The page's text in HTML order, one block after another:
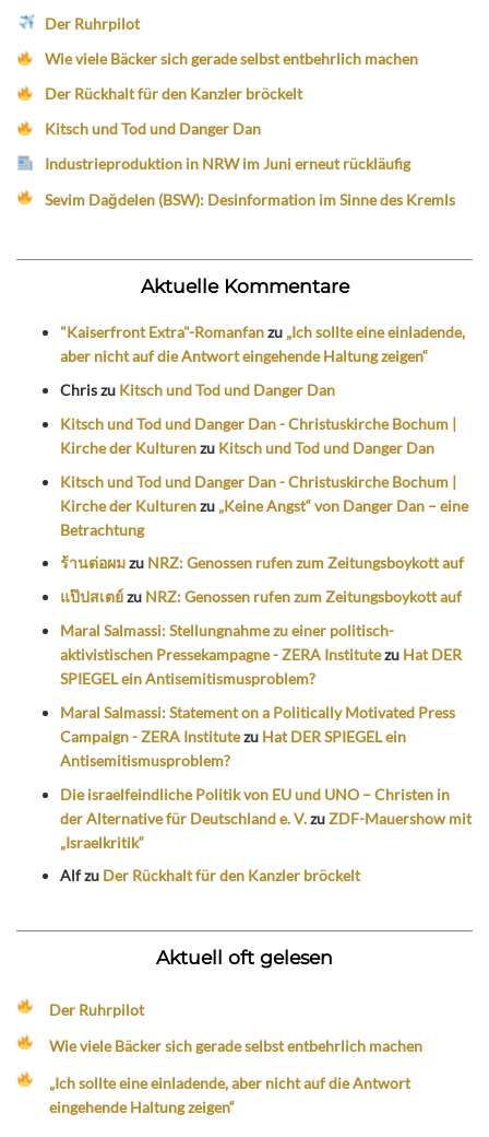
Der Ruhrpilot
Wie viele Bäcker sich gerade selbst entbehrlich machen
Der Rückhalt für den Kanzler bröckelt
Kitsch und Tod und Danger Dan
Industrieproduktion in NRW im Juni erneut rückläufig
Sevim Dağdelen (BSW): Desinformation im Sinne des Kremls
Aktuelle Kommentare
"Kaiserfront Extra"-Romanfanzu „Ich sollte eine einladende,
aber nicht auf die Antwort eingehende Haltung zeigen“
Chriszu Kitsch und Tod und Danger Dan
Kitsch und Tod und Danger Dan - Christuskirche Bochum |
Kirche der Kulturenzu Kitsch und Tod und Danger Dan
Kitsch und Tod und Danger Dan - Christuskirche Bochum |
Kirche der Kulturenzu „Keine Angst“ von Danger Dan – eine
Betrachtung
ร้านต่อผมzu NRZ: Genossen rufen zum Zeitungsboykott auf
แป๊ปสเตย์zu NRZ: Genossen rufen zum Zeitungsboykott auf
Maral Salmassi: Stellungnahme zu einer politisch-
aktivistischen Pressekampagne - ZERA Institutezu Hat DER
SPIEGEL ein Antisemitismusproblem?
Maral Salmassi: Statement on a Politically Motivated Press
Campaign - ZERA Institutezu Hat DER SPIEGEL ein
Antisemitismusproblem?
Die israelfeindliche Politik von EU und UNO – Christen in
der Alternative für Deutschland e. V.zuZDF-Mauershow mit
„Israelkritik“
Alfzu Der Rückhalt für den Kanzler bröckelt
Aktuell oft gelesen
Der Ruhrpilot
Wie viele Bäcker sich gerade selbst entbehrlich machen
„Ich sollte eine einladende, aber nicht auf die Antwort
eingehende Haltung zeigen“